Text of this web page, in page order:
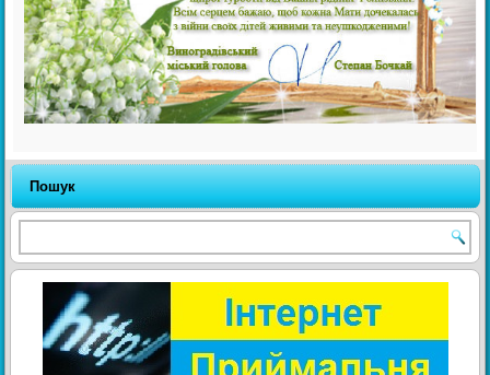
Пошук